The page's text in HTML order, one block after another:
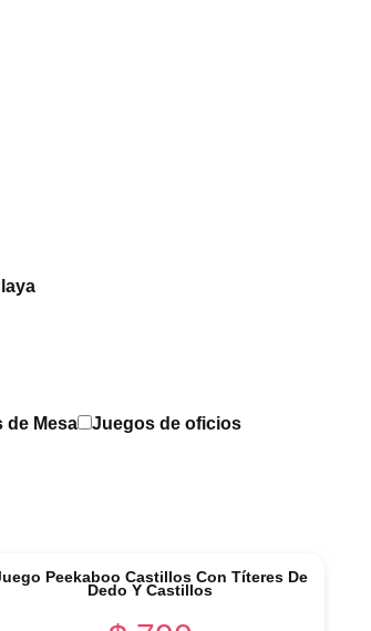
de Mesa
Juegos de oficios
Peekaboo Castillos Con Títeres De
Dedo Y Castillos